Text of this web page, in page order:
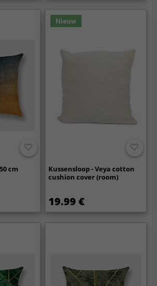
cm
Nieuw
Kussensloop - Veya cotton
cushion cover (room)
19.99 €